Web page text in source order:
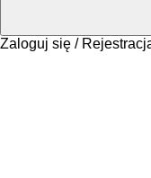
Zaloguj się /